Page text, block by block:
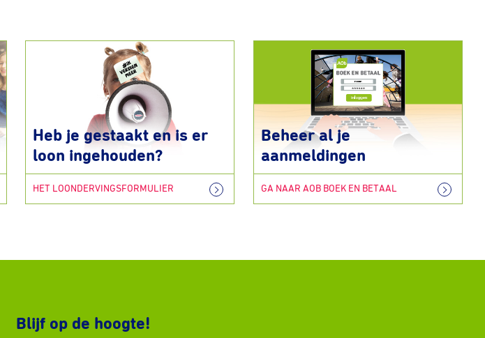
Heb je gestaakt en is er
loon ingehouden?
HET LOONDERVINGSFORMULIER
Beheer al je
aanmeldingen
GA NAAR AOB BOEK EN BETAAL
Blijf op de hoogte!